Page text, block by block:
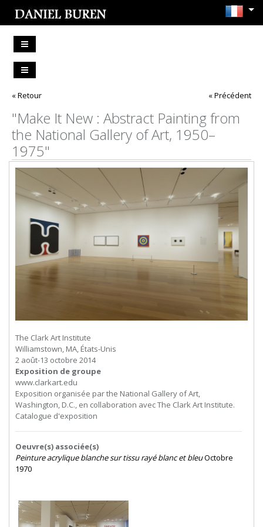
« Retour « Précédent
"Make It New : Abstract Painting from
the National Gallery of Art, 1950–
1975"
The Clark Art Institute
Williamstown, MA, États-Unis
2 août-13 octobre 2014
Exposition de groupe
www.clarkart.edu
Exposition organisée par the National Gallery of Art,
Washington, D.C., en collaboration avec The Clark Art Institute.
Catalogue d'exposition
Oeuvre(s) associée(s)
Peinture acrylique blanche sur tissu rayé blanc et bleuOctobre
1970